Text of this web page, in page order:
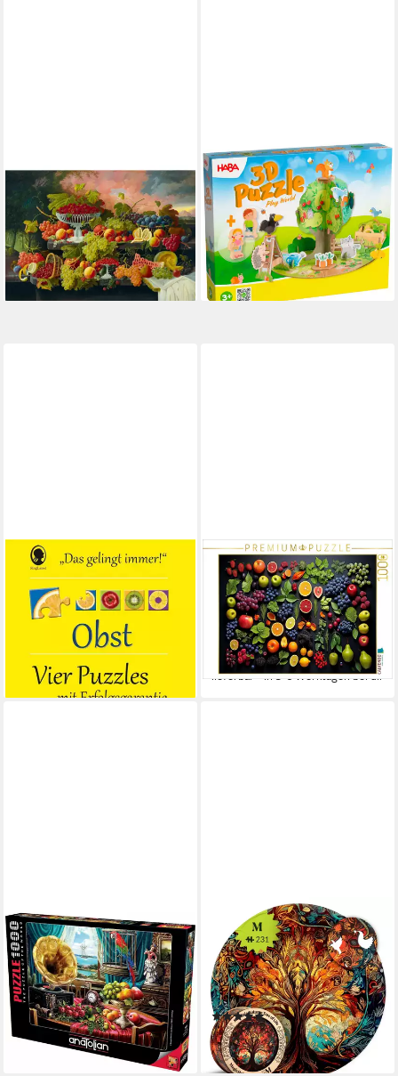
Puzzle BLUEBIRD Puzzle
Stilleben mit Obst und
Sonnenuntergang 1000 Teile,
Puzzleteile
23,27 €
lieferbar in 2 Wochen
HABA
Puzzle 3D Spielwelt
Obstgarten, Puzzleteile
ab 15,81 € UVP19,99 €
-21%
lieferbar - in 1-2 Werktagen bei dir
Puzzle Das "Gelingt immer"-
Puzzle Obst. Das Puzzle-Spiel
für Senioren mit..., Puzzleteile
lieferbar - in 2-3 Werktagen bei dir
CALVENDO
Puzzle CALVENDO Puzzle
Früchte der Natur arrangiert,
1000 Teile Lege-Größe 6,
1000 Puzzleteile
ab 33,99 €
lieferbar - in 5-6 Werktagen bei dir
ANATOLIAN
Puzzle ANATOLISCHES
Puzzle Stilleben mit Obst und
Grammophon 1000 Teile,
Puzzleteile
24,13 €
lieferbar in 2 Wochen
MAGICHOLZ
Puzzle Herbstbaum des
Lebens Tree of Life
Holzpuzzle (2D), 212
Puzzleteile
(1)
ab 24,90 €
lieferbar - in 3-4 Werktagen bei dir